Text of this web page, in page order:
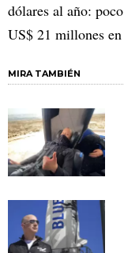
dólares al año:
US$ 21 millones
MIRA TAMBIÉN